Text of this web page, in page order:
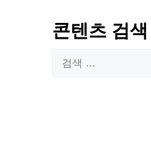
콘텐츠 검색